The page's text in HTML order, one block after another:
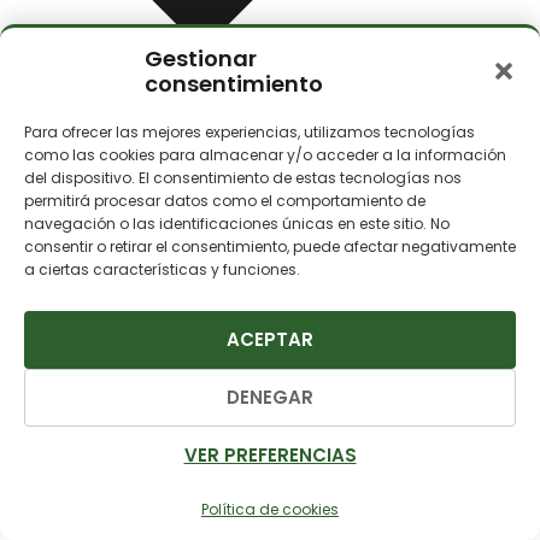
Gestionar
consentimiento
Para ofrecer las mejores experiencias, utilizamos tecnologías
como las cookies para almacenar y/o acceder a la información
del dispositivo. El consentimiento de estas tecnologías nos
permitirá procesar datos como el comportamiento de
navegación o las identificaciones únicas en este sitio. No
consentir o retirar el consentimiento, puede afectar negativamente
a ciertas características y funciones.
ACEPTAR
DENEGAR
VER PREFERENCIAS
Política de cookies
Agua Caliente